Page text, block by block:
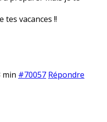
tes vacances !!
min #70057 Répondre